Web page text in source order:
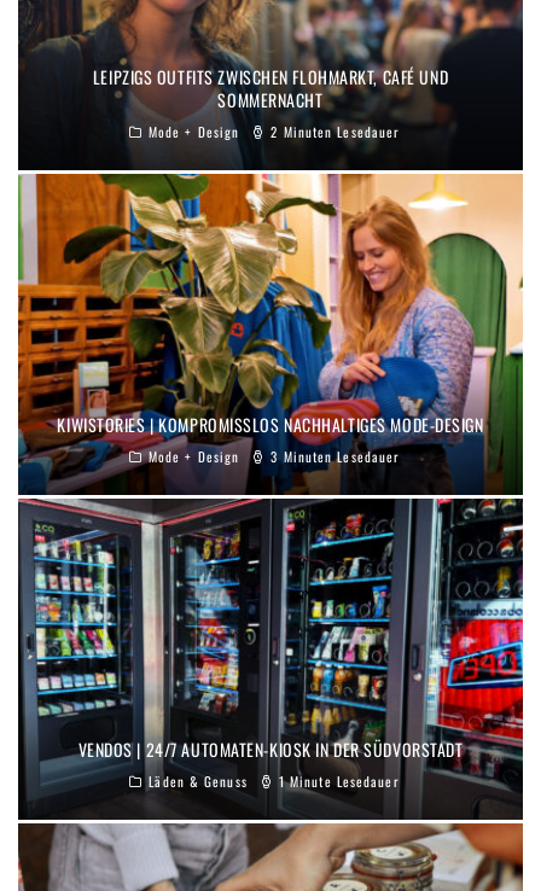
LEIPZIGS OUTFITS ZWISCHEN FLOHMARKT, CAFÉ UND
SOMMERNACHT
Mode + Design 2 Minuten Lesedauer
KIWISTORIES | KOMPROMISSLOS NACHHALTIGES MODE-DESIGN
Mode + Design 3 Minuten Lesedauer
VENDOS | 24/7 AUTOMATEN-KIOSK IN DER SÜDVORSTADT
Läden & Genuss 1 Minute Lesedauer